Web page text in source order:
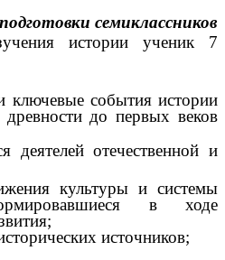
семиклассников
истории ученик 7
ключевые события истории
до первых веков
отечественной и
культуры и системы
в ходе
источников;